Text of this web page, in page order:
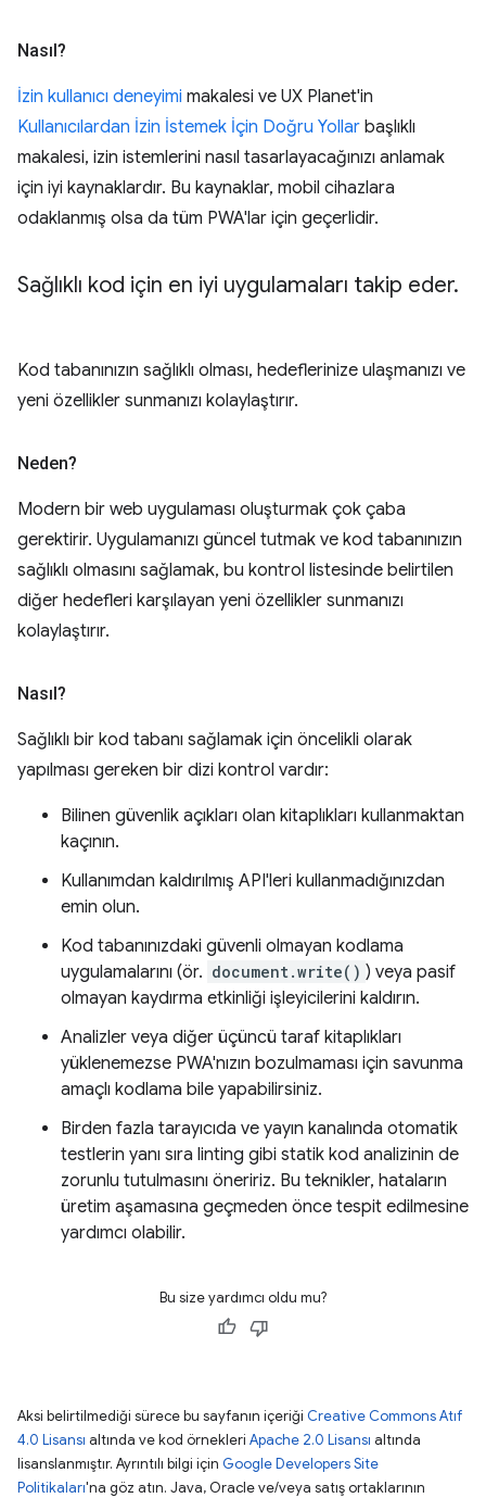
Nasıl?
İzin kullanıcı deneyimi makalesi ve UX Planet'in
Kullanıcılardan İzin İstemek İçin Doğru Yollar başlıklı
makalesi, izin istemlerini nasıl tasarlayacağınızı anlamak
için iyi kaynaklardır. Bu kaynaklar, mobil cihazlara
odaklanmış olsa da tüm PWA'lar için geçerlidir.
Sağlıklı kod için en iyi uygulamaları takip eder.
Kod tabanınızın sağlıklı olması, hedeflerinize ulaşmanızı ve
yeni özellikler sunmanızı kolaylaştırır.
Neden?
Modern bir web uygulaması oluşturmak çok çaba
gerektirir. Uygulamanızı güncel tutmak ve kod tabanınızın
sağlıklı olmasını sağlamak, bu kontrol listesinde belirtilen
diğer hedefleri karşılayan yeni özellikler sunmanızı
kolaylaştırır.
Nasıl?
Sağlıklı bir kod tabanı sağlamak için öncelikli olarak
yapılması gereken bir dizi kontrol vardır:
Bilinen güvenlik açıkları olan kitaplıkları kullanmaktan
kaçının.
Kullanımdan kaldırılmış API'leri kullanmadığınızdan
emin olun.
Kod tabanınızdaki güvenli olmayan kodlama
uygulamalarını (ör. document.write() ) veya pasif
olmayan kaydırma etkinliği işleyicilerini kaldırın.
Analizler veya diğer üçüncü taraf kitaplıkları
yüklenemezse PWA'nızın bozulmaması için savunma
amaçlı kodlama bile yapabilirsiniz.
Birden fazla tarayıcıda ve yayın kanalında otomatik
testlerin yanı sıra linting gibi statik kod analizinin de
zorunlu tutulmasını öneririz. Bu teknikler, hataların
üretim aşamasına geçmeden önce tespit edilmesine
yardımcı olabilir.
Bu size yardımcı oldu mu?
Aksi belirtilmediği sürece bu sayfanın içeriği Creative Commons Atıf
4.0 Lisansı altında ve kod örnekleri Apache 2.0 Lisansı altında
lisanslanmıştır. Ayrıntılı bilgi için Google Developers Site
Politikaları'na göz atın. Java, Oracle ve/veya satış ortaklarının